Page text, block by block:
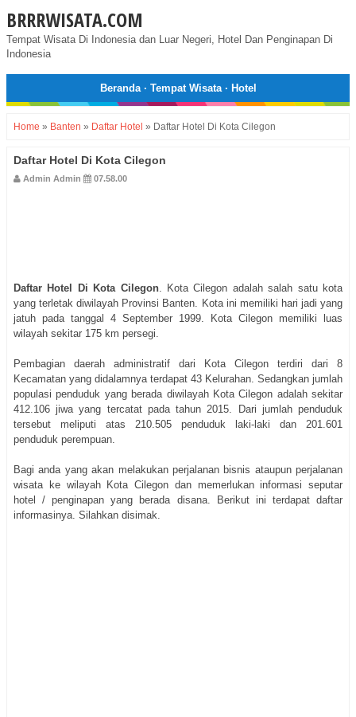
BRRRWISATA.COM
Tempat Wisata Di Indonesia dan Luar Negeri, Hotel Dan Penginapan Di
Indonesia
Beranda· Tempat Wisata· Hotel
Home » Banten » Daftar Hotel » Daftar Hotel Di Kota Cilegon
Daftar Hotel Di Kota Cilegon
Admin Admin 07.58.00
Daftar Hotel Di Kota Cilegon. Kota Cilegon adalah salah satu kota
yang terletak diwilayah Provinsi Banten. Kota ini memiliki hari jadi yang
jatuh pada tanggal 4 September 1999. Kota Cilegon memiliki luas
wilayah sekitar 175 km persegi.
Pembagian daerah administratif dari Kota Cilegon terdiri dari 8
Kecamatan yang didalamnya terdapat 43 Kelurahan. Sedangkan jumlah
populasi penduduk yang berada diwilayah Kota Cilegon adalah sekitar
412.106 jiwa yang tercatat pada tahun 2015. Dari jumlah penduduk
tersebut meliputi atas 210.505 penduduk laki-laki dan 201.601
penduduk perempuan.
Bagi anda yang akan melakukan perjalanan bisnis ataupun perjalanan
wisata ke wilayah Kota Cilegon dan memerlukan informasi seputar
hotel / penginapan yang berada disana. Berikut ini terdapat daftar
informasinya. Silahkan disimak.